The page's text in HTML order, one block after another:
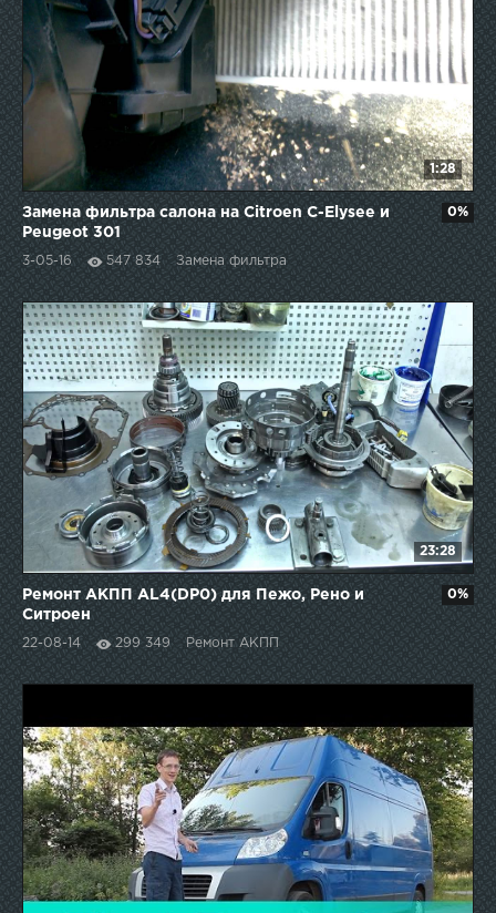
1:28
Замена фильтра салона на Citroen C-Elysee и
Peugeot 301
3-05-16 547 834 Замена фильтра
0%
23:28
Ремонт АКПП AL4(DP0) для Пежо, Рено и
Ситроен
22-08-14 299 349 Ремонт АКПП
0%